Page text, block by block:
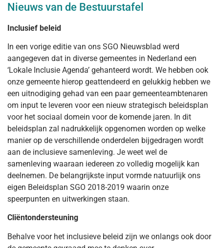
Nieuws van de Bestuurstafel
Inclusief beleid
In een vorige editie van ons SGO Nieuwsblad werd
aangegeven dat in diverse gemeentes in Nederland een
‘Lokale Inclusie Agenda’ gehanteerd wordt. We hebben ook
onze gemeente hierop geattendeerd en gelukkig hebben we
een uitnodiging gehad van een paar gemeenteambtenaren
om input te leveren voor een nieuw strategisch beleidsplan
voor het sociaal domein voor de komende jaren. In dit
beleidsplan zal nadrukkelijk opgenomen worden op welke
manier op de verschillende onderdelen bijgedragen wordt
aan de inclusieve samenleving. Je weet wel de
samenleving waaraan iedereen zo volledig mogelijk kan
deelnemen. De belangrijkste input vormde natuurlijk ons
eigen Beleidsplan SGO 2018-2019 waarin onze
speerpunten en uitwerkingen staan.
Cliëntondersteuning
Behalve voor het inclusieve beleid zijn we onlangs ook door